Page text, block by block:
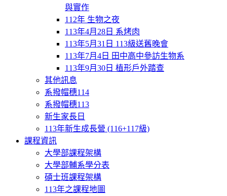
與實作
112年 生物之夜
113年4月28日 系烤肉
113年5月31日 113級送舊晚會
113年7月4日 田中高中參訪生物系
113年9月30日 植形戶外踏查
其他訊息
系撥帽穗114
系撥帽穗113
新生家長日
113年新生成長營 (116+117級)
課程資訊
大學部課程架構
大學部輔系學分表
碩士班課程架構
113年之課程地圖